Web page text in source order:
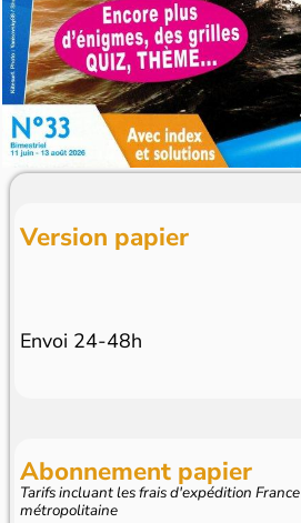
Version papier
Envoi 24-48h
Abonnement papier
Tarifs incluant les frais d'expédition France
métropolitaine